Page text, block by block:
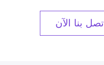
اتصل بنا الآن